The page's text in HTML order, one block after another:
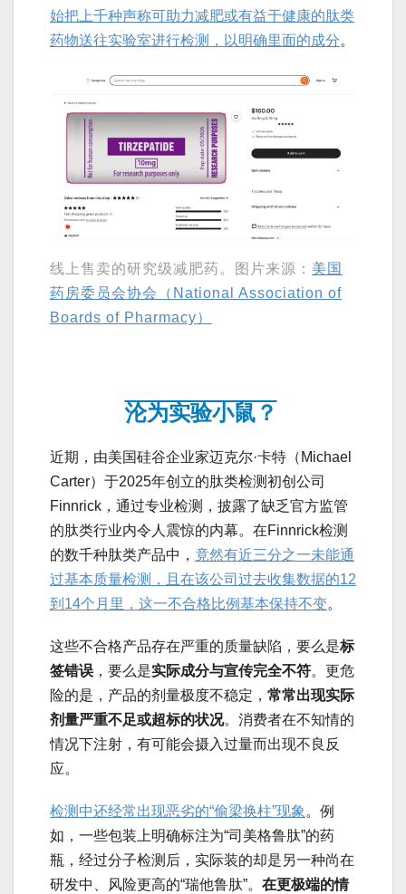
始把上千种声称可助力减肥或有益于健康的肽类
药物送往实验室进行检测，以明确里面的成分。
线上售卖的研究级减肥药。图片来源： 美国
药房委员会协会（National Association of
Boards of Pharmacy）
沦为实验小鼠？
近期，由美国硅谷企业家迈克尔·卡特（Michael
Carter）于2025年创立的肽类检测初创公司
Finnrick，通过专业检测，披露了缺乏官方监管
的肽类行业内令人震惊的内幕。在Finnrick检测
的数千种肽类产品中， 竟然有近三分之一未能通
过基本质量检测，且在该公司过去收集数据的12
到14个月里，这一不合格比例基本保持不变。
这些不合格产品存在严重的质量缺陷，要么是标
签错误 ，要么是实际成分与宣传完全不符。更危
险的是，产品的剂量极度不稳定， 常常出现实际
剂量严重不足或超标的状况。消费者在不知情的
情况下注射，有可能会摄入过量而出现不良反
应。
检测中还经常出现恶劣的“偷梁换柱”现象 。例
如，一些包装上明确标注为“司美格鲁肽”的药
瓶，经过分子检测后，实际装的却是另一种尚在
研发中、风险更高的“瑞他鲁肽”。 在更极端的情